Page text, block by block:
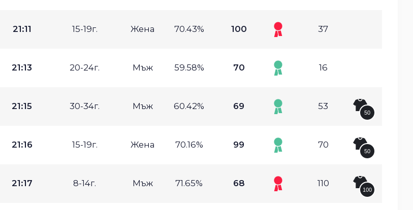
21:11 15-19г. Жена 70.43% 100 37
21:13 20-24г. Мъж 59.58% 70 16
21:15 30-34г. Мъж 60.42% 69 53
50
21:16 15-19г. Жена 70.16% 99 70
50
21:17 8-14г. Мъж 71.65% 68 110
100